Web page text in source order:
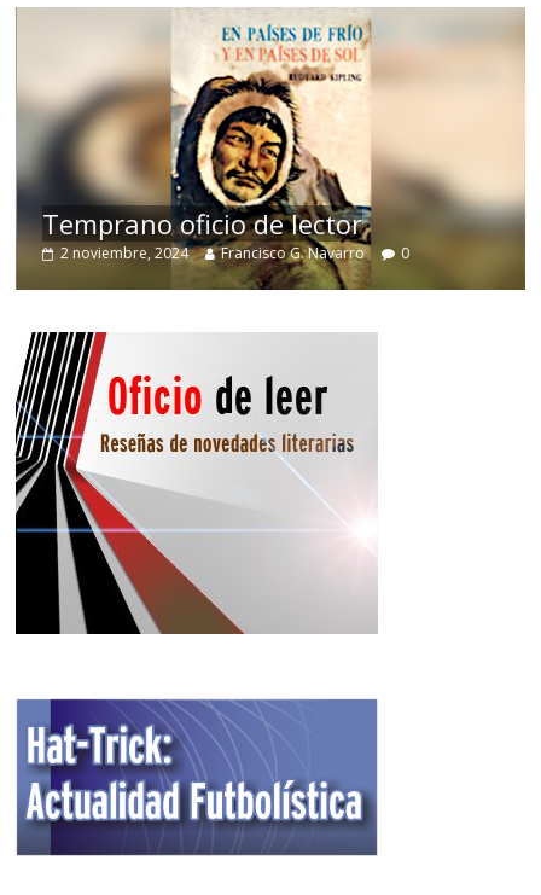
Temprano oficio de lector
2 noviembre, 2024 Francisco G. Navarro 0